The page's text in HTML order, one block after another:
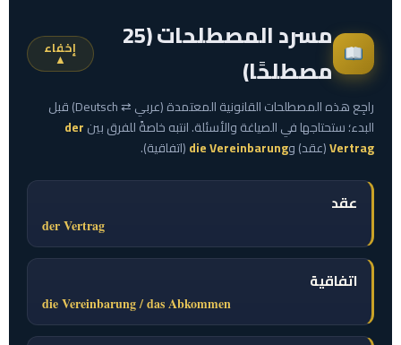
مسرد المصطلحات (25
مصطلحًا)
إخفاء
▲
راجِع هذه المصطلحات القانونية المعتمدة (عربي ⇄ Deutsch) قبل
البدء؛ ستحتاجها في الصياغة والأسئلة. انتبه خاصةً للفرق بينder
Vertrag(عقد) وdie Vereinbarung(اتفاقية).
عقد
der Vertrag
اتفاقية
die Vereinbarung / das Abkommen